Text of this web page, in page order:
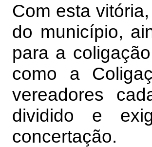
Com esta
do município,
para a
como a
vereadores
dividido e
concertação.